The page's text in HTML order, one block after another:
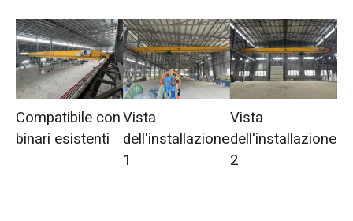
Compatibile con
binari esistenti
Vista
dell'installazione
1
Vista
dell'installazione
2